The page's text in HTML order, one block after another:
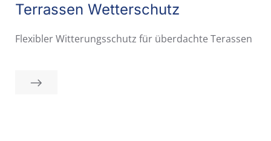
Terrassen Wetterschutz
Flexibler Witterungsschutz für überdachte Terassen